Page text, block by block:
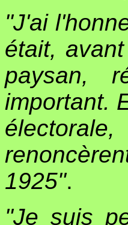
"J'ai
était,
paysan,
important.
1925".
"Je suis